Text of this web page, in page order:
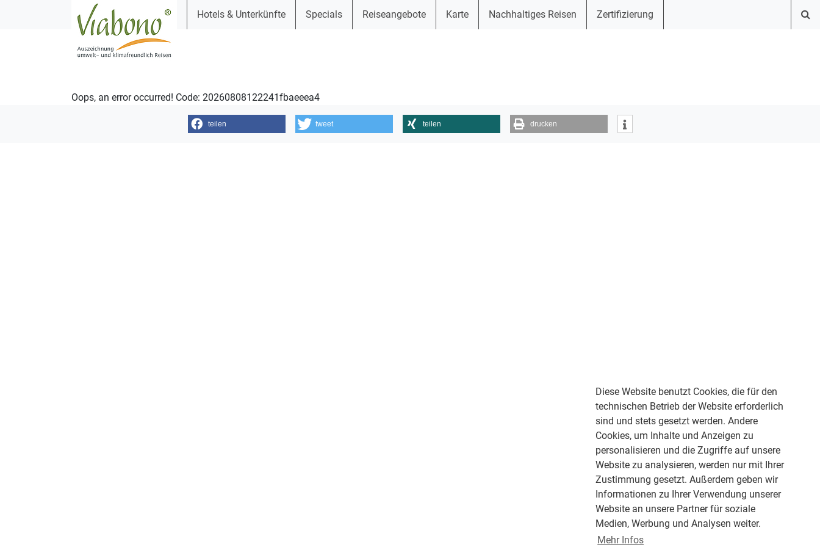
Diese Website benutzt Cookies, die für den
technischen Betrieb der Website erforderlich
sind und stets gesetzt werden. Andere
Cookies, um Inhalte und Anzeigen zu
personalisieren und die Zugriffe auf unsere
Website zu analysieren, werden nur mit Ihrer
Zustimmung gesetzt. Außerdem geben wir
Informationen zu Ihrer Verwendung unserer
Website an unsere Partner für soziale
Medien, Werbung und Analysen weiter.
Mehr Infos
Hotels & Unterkünfte Specials Reiseangebote Karte Nachhaltiges Reisen Zertifizierung
Oops, an error occurred! Code: 20260808122241fbaeeea4
teilen tweet teilen drucken